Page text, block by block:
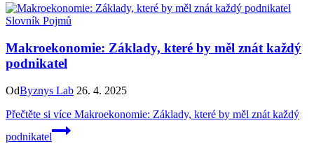
Slovník Pojmů
Makroekonomie: Základy, které by měl znát každý
podnikatel
OdByznys Lab 26. 4. 2025
Přečtěte si více Makroekonomie: Základy, které by měl znát každý
podnikatel